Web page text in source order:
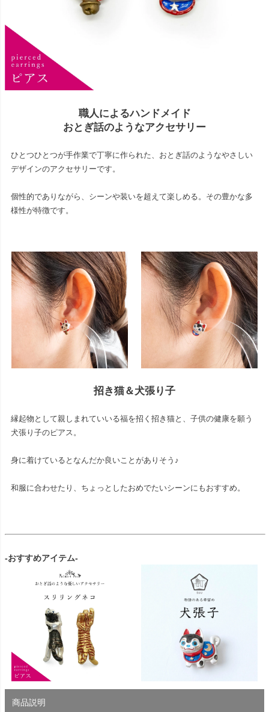
職人によるハンドメイド
おとぎ話のようなアクセサリー
ひとつひとつが手作業で丁寧に作られた、おとぎ話のようなやさしい
デザインのアクセサリーです。
個性的でありながら、シーンや装いを超えて楽しめる。その豊かな多
様性が特徴です。
招き猫＆犬張り子
縁起物として親しまれていいる福を招く招き猫と、子供の健康を願う
犬張り子のピアス。
身に着けているとなんだか良いことがありそう♪
和服に合わせたり、ちょっとしたおめでたいシーンにもおすすめ。
-おすすめアイテム-
商品説明